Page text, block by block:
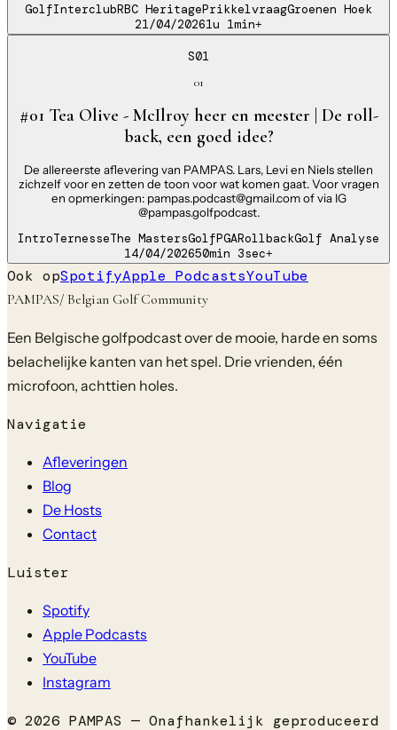
GolfInterclubRBC HeritagePrikkelvraagGroenen Hoek
21/04/20261u 1min+
S01
01
#01 Tea Olive - McIlroy heer en meester | De roll-
back, een goed idee?
De allereerste aflevering van PAMPAS. Lars, Levi en Niels stellen
zichzelf voor en zetten de toon voor wat komen gaat. Voor vragen
en opmerkingen: pampas.podcast@gmail.com of via IG
@pampas.golfpodcast.
IntroTernesseThe MastersGolfPGARollbackGolf Analyse
14/04/202650min 3sec+
Ook opSpotifyApple PodcastsYouTube
PAMPAS/ Belgian Golf Community
Een Belgische golfpodcast over de mooie, harde en soms
belachelijke kanten van het spel. Drie vrienden, één
microfoon, achttien holes.
Navigatie
Afleveringen
Blog
De Hosts
Contact
Luister
Spotify
Apple Podcasts
YouTube
Instagram
© 2026 PAMPAS — Onafhankelijk geproduceerd